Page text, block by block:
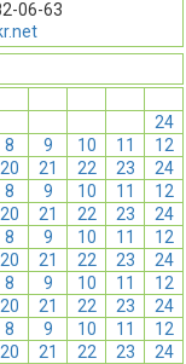
06-63
24
8 9 10 11
12
20 21 22 23
24
8 9 10 11
12
20 21 22 23
24
8 9 10 11
12
20 21 22 23
24
8 9 10 11
12
20 21 22 23
24
8 9 10 11
12
20 21 22 23
24